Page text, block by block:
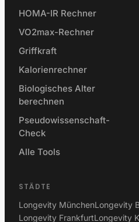
HOMA-IR Rechner
VO2max-Rechner
Griffkraft
Kalorienrechner
Biologisches Alter
berechnen
Pseudowissenschaft-
Check
Alle Tools
STÄDTE
Longevity MünchenLongevity
Longevity FrankfurtLongevity